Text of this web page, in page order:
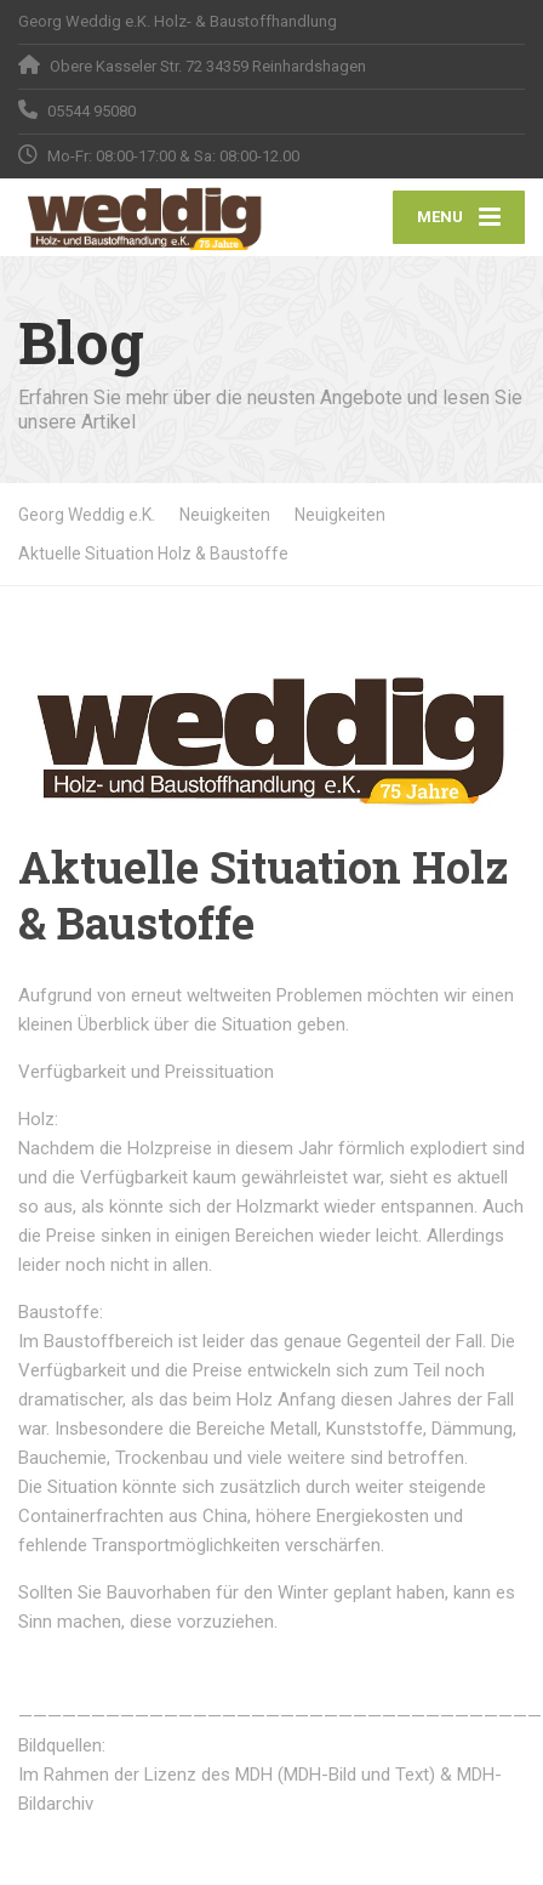
Georg Weddig e.K. Holz- & Baustoffhandlung
Obere Kasseler Str. 72 34359 Reinhardshagen
05544 95080
Mo-Fr: 08:00-17:00 & Sa: 08:00-12.00
MENU
Blog
Erfahren Sie mehr über die neusten Angebote und lesen Sie
unsere Artikel
Georg Weddig e.K. Neuigkeiten
Neuigkeiten
Aktuelle Situation Holz & Baustoffe
Aktuelle Situation Holz
& Baustoffe
Aufgrund von erneut weltweiten Problemen möchten wir einen
kleinen Überblick über die Situation geben.
Verfügbarkeit und Preissituation
Holz:
Nachdem die Holzpreise in diesem Jahr förmlich explodiert sind
und die Verfügbarkeit kaum gewährleistet war, sieht es aktuell
so aus, als könnte sich der Holzmarkt wieder entspannen. Auch
die Preise sinken in einigen Bereichen wieder leicht. Allerdings
leider noch nicht in allen.
Baustoffe:
Im Baustoffbereich ist leider das genaue Gegenteil der Fall. Die
Verfügbarkeit und die Preise entwickeln sich zum Teil noch
dramatischer, als das beim Holz Anfang diesen Jahres der Fall
war. Insbesondere die Bereiche Metall, Kunststoffe, Dämmung,
Bauchemie, Trockenbau und viele weitere sind betroffen.
Die Situation könnte sich zusätzlich durch weiter steigende
Containerfrachten aus China, höhere Energiekosten und
fehlende Transportmöglichkeiten verschärfen.
Sollten Sie Bauvorhaben für den Winter geplant haben, kann es
Sinn machen, diese vorzuziehen.
Bildquellen:
Im Rahmen der Lizenz des MDH (MDH-Bild und Text) & MDH-
Bildarchiv